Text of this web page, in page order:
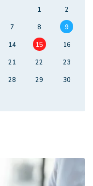
1
2
7 8
9
14 15
16
21 22
23
28 29
30